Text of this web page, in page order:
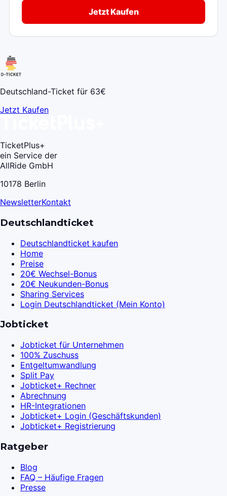
Jetzt Kaufen
Deutschland-Ticket für 63€
Jetzt Kaufen
TicketPlus+
ein Service der
AllRide GmbH
10178 Berlin
NewsletterKontakt
Deutschlandticket
Deutschlandticket kaufen
Home
Preise
20€ Wechsel-Bonus
20€ Neukunden-Bonus
Sharing Services
Login Deutschlandticket (Mein Konto)
Jobticket
Jobticket für Unternehmen
100% Zuschuss
Entgeltumwandlung
Split Pay
Jobticket+ Rechner
Abrechnung
HR-Integrationen
Jobticket+ Login (Geschäftskunden)
Jobticket+ Registrierung
Ratgeber
Blog
FAQ – Häufige Fragen
Presse